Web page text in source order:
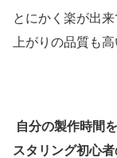
とにかく楽が出
上がりの品質も
自分の製作時間
スタリング初心